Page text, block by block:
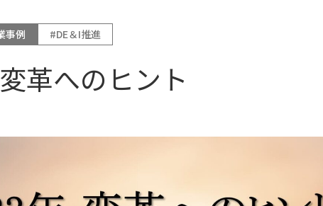
事例 #DE＆I推進
革へのヒント